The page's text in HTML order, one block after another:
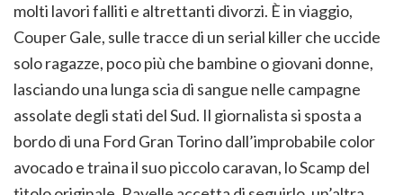
molti lavori falliti e altrettanti divorzi. È in viaggio,
Couper Gale, sulle tracce di un serial killer che uccide
solo ragazze, poco più che bambine o giovani donne,
lasciando una lunga scia di sangue nelle campagne
assolate degli stati del Sud. Il giornalista si sposta a
bordo di una Ford Gran Torino dall’improbabile color
avocado e traina il suo piccolo caravan, lo Scamp del